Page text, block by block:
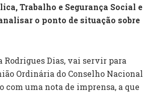
Trabalho e Segurança Social e
o ponto de situação sobre
Rodrigues Dias, vai servir para
Ordinária do Conselho Nacional
com uma nota de imprensa, a que